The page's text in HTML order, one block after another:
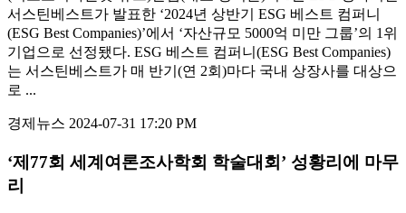
서스틴베스트가 발표한 ‘2024년 상반기 ESG 베스트 컴퍼니
(ESG Best Companies)’에서 ‘자산규모 5000억 미만 그룹’의 1위
기업으로 선정됐다. ESG 베스트 컴퍼니(ESG Best Companies)
는 서스틴베스트가 매 반기(연 2회)마다 국내 상장사를 대상으
로 ...
경제뉴스 2024-07-31 17:20 PM
‘제77회 세계여론조사학회 학술대회’ 성황리에 마무
리